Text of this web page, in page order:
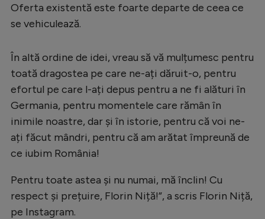
Oferta existentă este foarte departe de ceea ce
se vehiculează.
În altă ordine de idei, vreau să vă mulțumesc pentru
toată dragostea pe care ne-ați dăruit-o, pentru
efortul pe care l-ați depus pentru a ne fi alături în
Germania, pentru momentele care rămân în
inimile noastre, dar și în istorie, pentru că voi ne-
ați făcut mândri, pentru că am arătat împreună de
ce iubim România!
Pentru toate astea și nu numai, mă înclin! Cu
respect și prețuire, Florin Niță!”, a scris Florin Niță,
pe Instagram.